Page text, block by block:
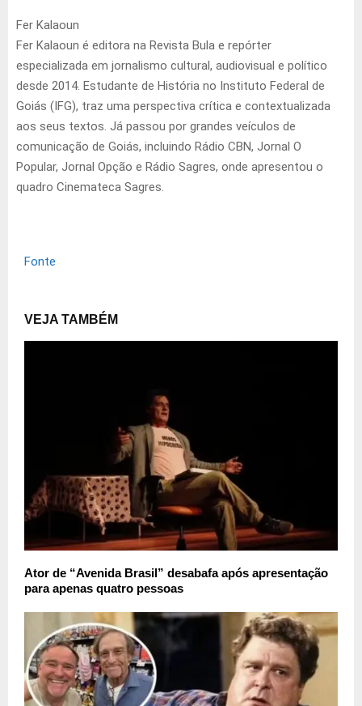
Fer Kalaoun
Fer Kalaoun é editora na Revista Bula e repórter
especializada em jornalismo cultural, audiovisual e político
desde 2014. Estudante de História no Instituto Federal de
Goiás (IFG), traz uma perspectiva crítica e contextualizada
aos seus textos. Já passou por grandes veículos de
comunicação de Goiás, incluindo Rádio CBN, Jornal O
Popular, Jornal Opção e Rádio Sagres, onde apresentou o
quadro Cinemateca Sagres.
Fonte
VEJA TAMBÉM
Ator de “Avenida Brasil” desabafa após apresentação
para apenas quatro pessoas